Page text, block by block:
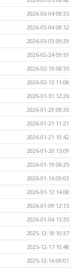
2026-03-04 08:35
2026-03-04 08:12
2026-03-03 09:29
2026-02-24 09:51
2026-02-19 08:35
2026-02-13 11:08
2026-01-31 12:26
2026-01-29 08:33
2026-01-21 11:21
2026-01-21 10:42
2026-01-20 15:09
2026-01-19 08:25
2026-01-16 09:03
2026-01-12 14:08
2026-01-09 12:15
2026-01-04 15:35
2025-12-18 10:37
2025-12-17 10:48
2025-12-16 09:01